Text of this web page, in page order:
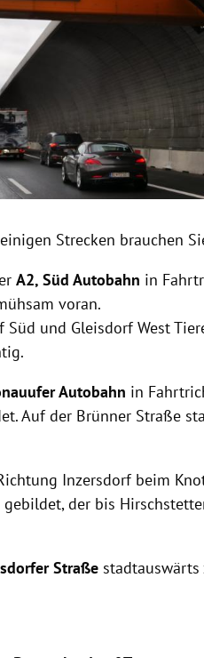
Strecken brauchen
A2, Süd Autobahn in
voran.
Süd und Gleisdorf West
Autobahn in
Auf der Brünner Straße
Inzersdorf beim
der bis
Straße stadtauswärts